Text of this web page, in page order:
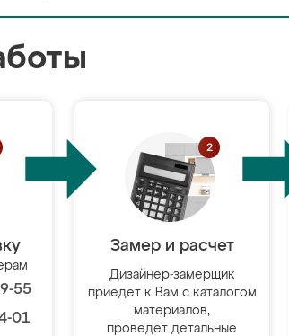
55
01
Замер и расчет
Дизайнер-замерщик
приедет к Вам с каталогом
материалов,
проведёт детальные